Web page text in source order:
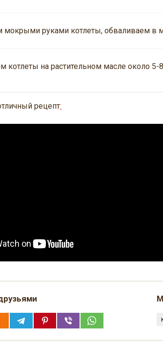
руками котлеты, обваливаем в
котлеты на растительном масле около 5-
рецепт: